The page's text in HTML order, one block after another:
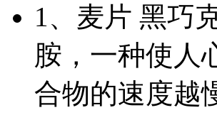
1、麦片 黑巧
胺，一种使人
合物的速度越